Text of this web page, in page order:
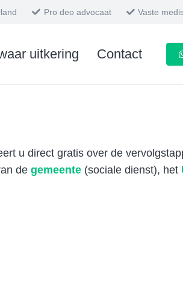
Pro deo advocaat Vaste
uitkering Contact
u direct gratis over de
de gemeente (sociale dienst), het